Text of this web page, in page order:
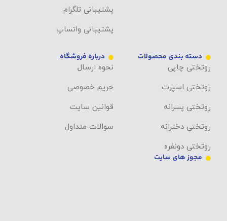
پشتیبانی تلگرام
پشتیبانی واتساپ
دسته بندی محصولات
روتختی چاپی
روتختی اسپرت
روتختی پسرانه
روتختی دخترانه
روتختی دونفره
درباره فروشگاه
نحوه ارسال
حریم خصوصی
قوانین سایت
سوالات متداول
مجوز های سایت